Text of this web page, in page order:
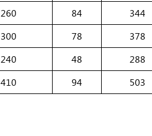
260 84 344
300 78 378
240 48 288
410 94 503